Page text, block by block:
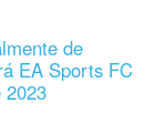
de
EA Sports FC